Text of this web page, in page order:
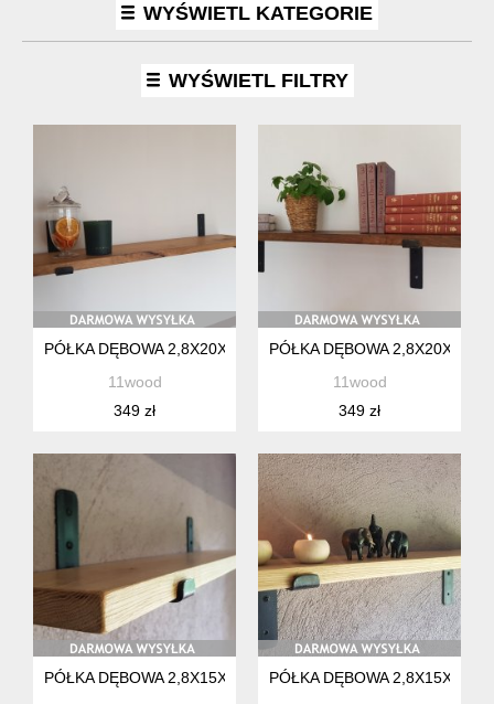
WYŚWIETL KATEGORIE
WYŚWIETL FILTRY
PÓŁKA DĘBOWA 2,8X20X90CM HANDMADE ŻELAZNE
11wood
349 zł
PÓŁKA DĘBOWA
11wood
349 zł
PÓŁKA DĘBOWA 2,8X15X90CM HANDMADE ŻELAZNE
PÓŁKA DĘBOWA